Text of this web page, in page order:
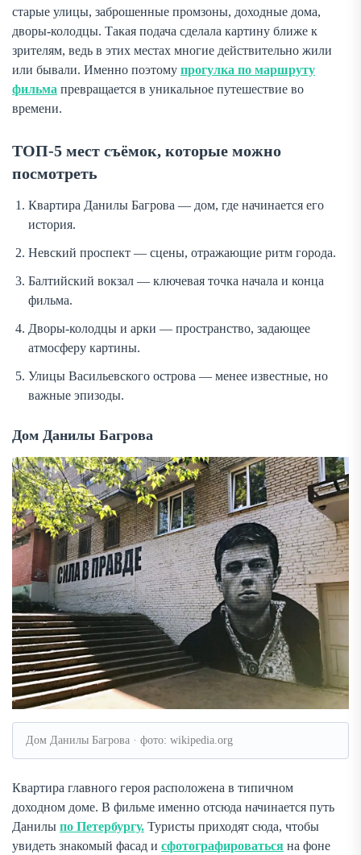
старые улицы, заброшенные промзоны, доходные дома,
дворы-колодцы. Такая подача сделала картину ближе к
зрителям, ведь в этих местах многие действительно жили
или бывали. Именно поэтому прогулка по маршруту
фильма превращается в уникальное путешествие во
времени.
ТОП-5 мест съёмок, которые можно
посмотреть
Квартира Данилы Багрова — дом, где начинается его
история.
Невский проспект — сцены, отражающие ритм города.
Балтийский вокзал — ключевая точка начала и конца
фильма.
Дворы-колодцы и арки — пространство, задающее
атмосферу картины.
Улицы Васильевского острова — менее известные, но
важные эпизоды.
Дом Данилы Багрова
Дом Данилы Багрова · фото: wikipedia.org
Квартира главного героя расположена в типичном
доходном доме. В фильме именно отсюда начинается путь
Данилы по Петербургу. Туристы приходят сюда, чтобы
увидеть знакомый фасад и сфотографироваться на фоне